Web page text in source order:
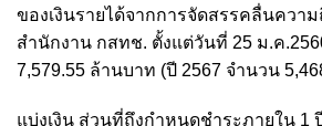
ของเงินรายได้จากการจัดสรรคลื่นควา
สำนักงาน กสทช. ตั้งแต่วันที่ 25 ม.ค
7,579.55 ล้านบาท (ปี 2567 จำนวน
แบ่งเงิน ส่วนที่ถึงกำหนดชำระภายใน 1